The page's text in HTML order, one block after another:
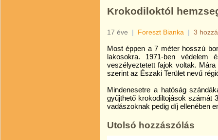
Krokodiloktól
17 éve | Foreszt Bianka | 3
Most éppen a 7 méter hosszú
lakosokra. 1971-ben védelem
veszélyeztetett fajok voltak.
szerint az Északi Terület nevű
Mindenesetre a hatóság
gyűjthető krokodiltojások számát
vadászoknak pedig díj ellenében
Utolsó hozzászólás